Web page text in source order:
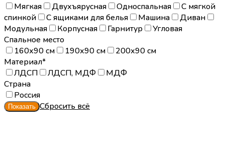
Мягкая Двухъярусная Односпальная
С мягкой
спинкой
С ящиками для белья Машина
Диван
Модульная
Корпусная Гарнитур
Угловая
Спальное место
160х90 см
190х90 см
200х90 см
Материал*
ЛДСП
ЛДСП, МДФ
МДФ
Страна
Россия
Сбросить всё